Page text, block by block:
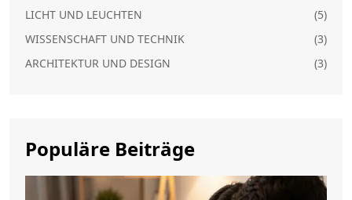
LICHT UND LEUCHTEN
(5)
WISSENSCHAFT UND TECHNIK
(3)
ARCHITEKTUR UND DESIGN
(3)
Populäre Beiträge